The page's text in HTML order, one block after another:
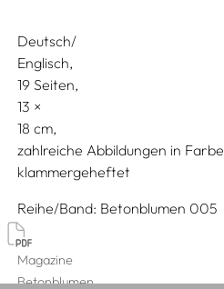
Deutsch/
Englisch
19 Seiten,
13
18
zahlreiche Abbildungen in Farbe
klammergeheftet
Reihe/Band Betonblumen 005
Magazine
Betonblumen